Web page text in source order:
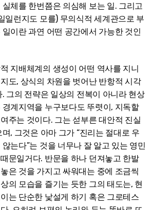
체를 한번쯤은 의심해 보는 일. 그리고
일런지도 모를) 무의식적 세계관으로 부
이란 과연 어떤 공간에서 가능한 것인
지배체계의 생성이 어떤 역사를 지니
도, 상식의 차원을 벗어난 반항적 시각
그의 전략은 일상의 전복이 아니라 현상
계지역을 누구보다도 뚜렷이, 지독할
주는 것이다. 그는 섣부른 대안적 진실
, 그것은 아마 그가 “진리는 절대로 우
는다”는 것을 너무나 잘 알고 있는 영민
문일거다. 반문을 하나 던져놓고 한발
은 것을 가지고 싸워대는 중에 조금씩
의 모습을 즐기는 듯한 그의 태도는, 현
는 단순한 낯설게 하기 혹은 그로테스